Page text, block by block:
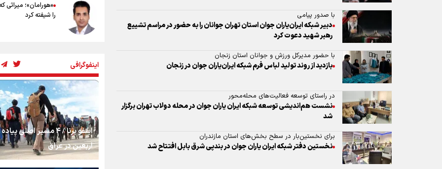
با صدور پیامی
دبیر شبکه ایران‌یاران جوان استان تهران جوانان را به حضور در مراسم تشییع
رهبر شهید دعوت کرد
با حضور مدیرکل ورزش و جوانان استان زنجان
بازدید از روند تولید لباس فرم شبکه ایران‌یاران جوان در زنجان
در راستای توسعه فعالیت‌های محله‌محور
نشست هم‌اندیشی توسعه شبکه ایران یاران جوان در محله دولاب تهران برگزار
شد
برای نخستین‌بار در سطح بخش‌های استان مازندران
نخستین دفتر شبکه ایران یاران جوان در بندپی شرق بابل افتتاح شد
«هورامان»؛ میراثی
را شیفته کرد
رسانه ملی و حق
شنیدن صدای
روایت ایران از کنار
اینفوگرافی
اینفو برنا / ۴ مسیر اصلی
اربعین در عراق